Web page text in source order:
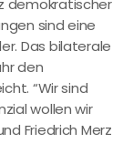
demokratischer
sind eine
Das bilaterale
den
“Wir sind
wollen wir
Friedrich Merz